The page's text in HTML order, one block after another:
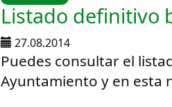
Listado definitivo
27.08.2014
Puedes consultar el
Ayuntamiento y en esta